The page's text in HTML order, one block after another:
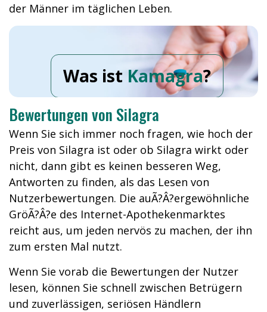
der Männer im täglichen Leben.
Was ist Kamagra?
Bewertungen von Silagra
Wenn Sie sich immer noch fragen, wie hoch der
Preis von Silagra ist oder ob Silagra wirkt oder
nicht, dann gibt es keinen besseren Weg,
Antworten zu finden, als das Lesen von
Nutzerbewertungen. Die auÃ?Â?ergewöhnliche
GröÃ?Â?e des Internet-Apothekenmarktes
reicht aus, um jeden nervös zu machen, der ihn
zum ersten Mal nutzt.
Wenn Sie vorab die Bewertungen der Nutzer
lesen, können Sie schnell zwischen Betrügern
und zuverlässigen, seriösen Händlern